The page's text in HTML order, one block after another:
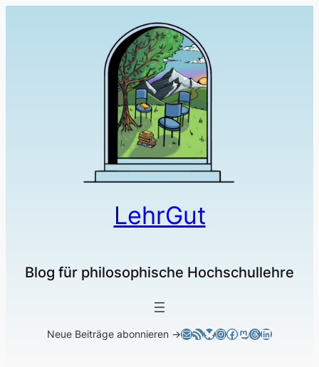
LehrGut
Blog für philosophische Hochschullehre
Neue Beiträge abonnieren →E-MailRSS-FeedBluesky
Instagram
Facebook
Mastodon
Threads
LinkedIn